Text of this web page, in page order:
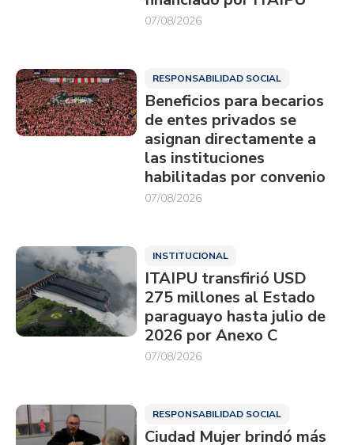
07/08/2026
RESPONSABILIDAD SOCIAL
Beneficios para becarios
de entes privados se
asignan directamente a
las instituciones
habilitadas por convenio
07/08/2026
INSTITUCIONAL
ITAIPU transfirió USD
275 millones al Estado
paraguayo hasta julio de
2026 por Anexo C
07/08/2026
RESPONSABILIDAD SOCIAL
Ciudad Mujer brindó más